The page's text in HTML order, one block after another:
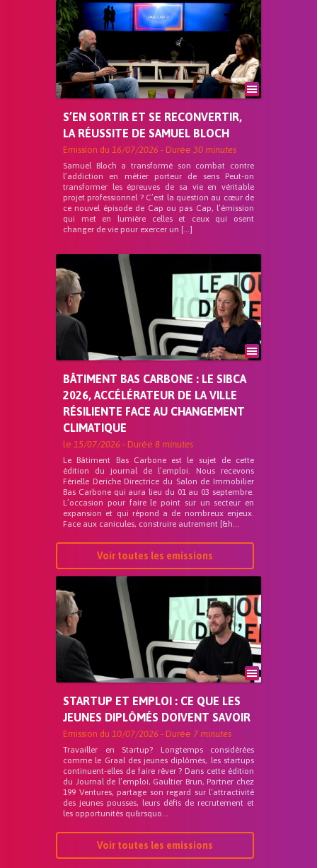
S’EN SORTIR ET SE RECONVERTIR,
LA RÉUSSITE DE SAMUEL BLOCH
Emission du 16/07/2026 - Durée 30 minutes
Samuel Bloch a transformé son combat contre
l’addiction en métier porteur de sens Peut-on
transformer les épreuves de sa vie en véritable
projet professionnel ? C’est la question au cœur de
ce nouvel épisode de Cap ou pas Cap, l’émission
qui met en lumière celles et ceux qui osent
changer de vie pour exercer un […]
BÂTIMENT BAS CARBONE : LE SIBCA
2026, ACCÉLÉRATEUR DE LA VILLE
RÉSILIENTE FACE AU CHANGEMENT
CLIMATIQUE
le 15/07/2026 - Durée 8 minutes
Le Bâtiment Bas Carbone est le sujet de cette
édition du journal de l’emploi. Nous recevons
Férielle Deriche Directrice du Salon de Immobilier
Bas Carbone qui aura lieu du 01 au 03 septembre.
L’occasion pour faire le point sur un secteur en
expansion et qui répond a de nombreux enjeux.
Face aux canicules, construire autrement [&h...
Voir toutes les emissions
STARTUP ET EMPLOI : CE QUE LES
JEUNES DIPLÔMÉS DOIVENT SAVOIR
Emission du 10/07/2026 - Durée 7 minutes
Travailler en Startup? Longtemps considérées
comme le Graal des jeunes diplômés, les startups
continuent-elles de faire rêver ? Dans cette édition
du Journal de l’emploi, Gaultier Brun, Partner chez
199 Ventures, partage son regard sur l’attractivité
des jeunes pousses, leurs défis de recrutement et
les opportunités qu&rsquo...
Voir toutes les emissions